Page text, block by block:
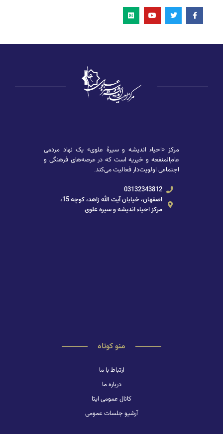
مرکز «احیاء اندیشه و سیرۀ علوی» یک نهاد مردمی
عام‌المنفعه و خیریه است که در عرصه‌های فرهنگی و
اجتماعی اولویت‌دار فعالیت می‌کند.
03132343812
اصفهان، خیابان آیت الله زاهد، کوچه 15،
مرکز احیاء اندیشه و سیره علوی
منو کوتاه
ارتباط با ما
درباره ما
کانال عمومی ایتا
آرشیو جلسات عمومی